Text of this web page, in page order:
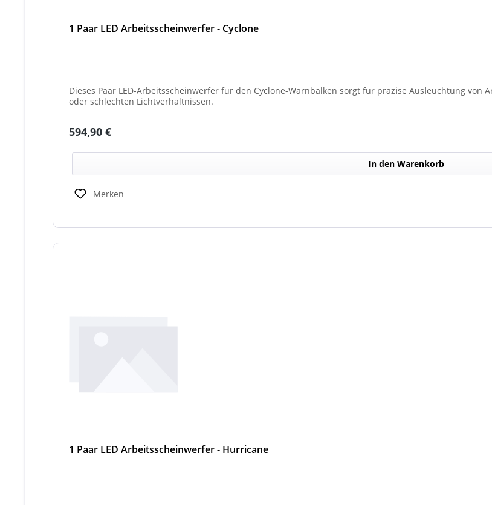
1 Paar LED Arbeitsscheinwerfer - Cyclone
Dieses Paar LED-Arbeitsscheinwerfer für den Cyclone-Warnbalken sorgt für präzise Ausleuchtung
oder schlechten Lichtverhältnissen.
Regulärer Preis:
594,90 €
In den Warenkorb
Merken
1 Paar LED Arbeitsscheinwerfer - Hurricane